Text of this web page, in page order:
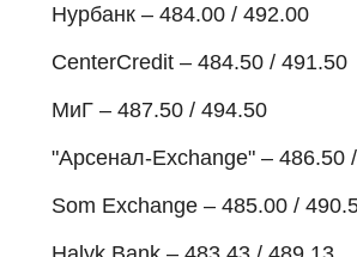
Нурбанк – 484.00 / 492.00
CenterCredit – 484.50 / 491.50
МиГ – 487.50 / 494.50
"Арсенал-Exchange" – 486.50
Som Exchange – 485.00 /